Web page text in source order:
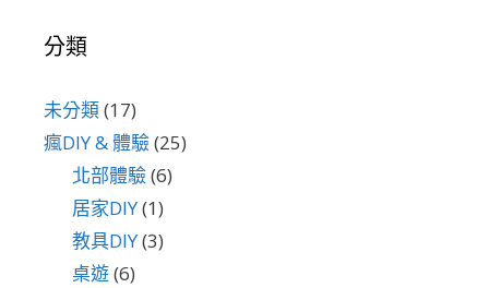
分類
未分類(17)
瘋DIY & 體驗(25)
北部體驗(6)
居家DIY(1)
教具DIY(3)
桌遊(6)